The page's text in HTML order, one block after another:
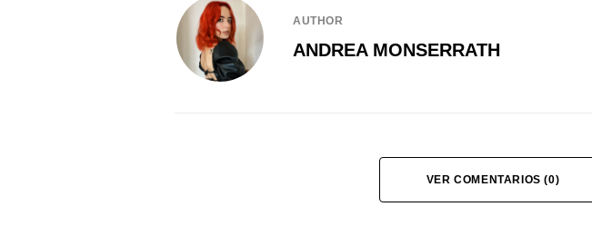
AUTHOR
ANDREA MONSERRATH
VER COMENTARIOS (0)